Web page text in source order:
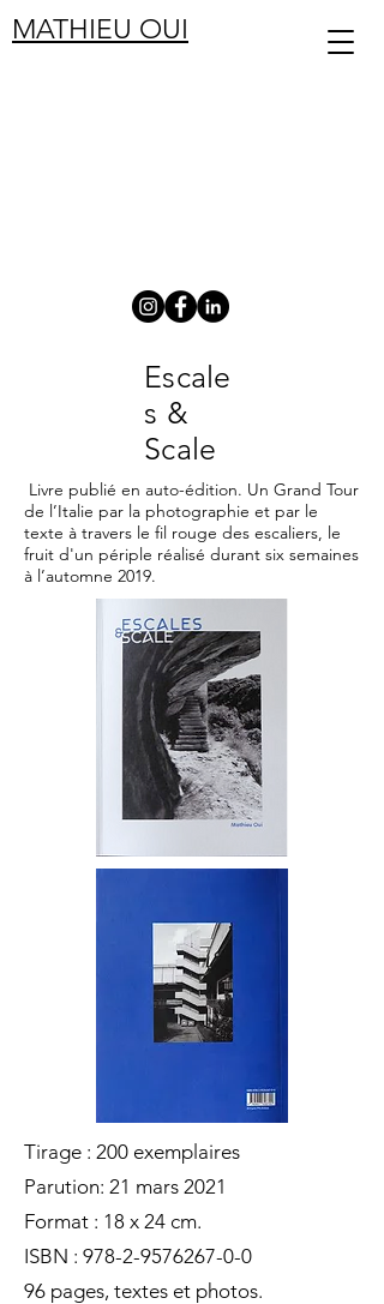
MATHIEU OUI
Escale
s &
Scale
Livre publié en auto-édition. Un Grand Tour
de l’Italie par la photographie et par le
texte à travers le fil rouge des escaliers, le
fruit d'un périple réalisé durant six semaines
à l’automne 2019.
Tirage : 200 exemplaires
Parution: 21 mars 2021
Format : 18 x 24 cm.
ISBN : 978-2-9576267-0-0
96 pages, textes et photos.